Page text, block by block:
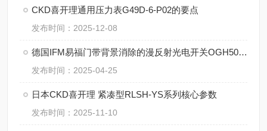
CKD喜开理通用压力表G49D-6-P02的要点
发布时间：2025-12-08
德国IFM易福门带背景消除的漫反射光电开关OGH500的特点
发布时间：2025-04-25
日本CKD喜开理 紧凑型RLSH-YS系列核心参数
发布时间：2025-11-10